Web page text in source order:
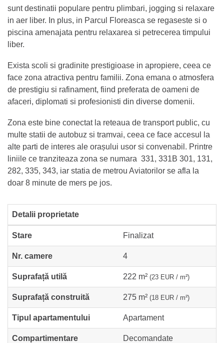
sunt destinatii populare pentru plimbari, jogging si relaxare
in aer liber. In plus, in Parcul Floreasca se regaseste si o
piscina amenajata pentru relaxarea si petrecerea timpului
liber.
Exista scoli si gradinite prestigioase in apropiere, ceea ce
face zona atractiva pentru familii. Zona emana o atmosfera
de prestigiu si rafinament, fiind preferata de oameni de
afaceri, diplomati si profesionisti din diverse domenii.
Zona este bine conectat la reteaua de transport public, cu
multe statii de autobuz si tramvai, ceea ce face accesul la
alte parti de interes ale orașului usor si convenabil. Printre
liniile ce tranziteaza zona se numara 331, 331B 301, 131,
282, 335, 343, iar statia de metrou Aviatorilor se afla la
doar 8 minute de mers pe jos.
Detalii proprietate
Stare Finalizat
Nr. camere 4
Suprafață utilă 222 m² (23 EUR / m²)
Suprafață construită 275 m² (18 EUR / m²)
Tipul apartamentului Apartament
Compartimentare Decomandate